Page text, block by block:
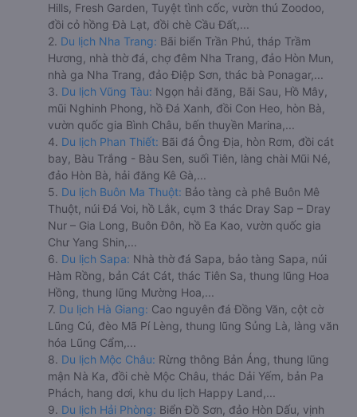
Hills, Fresh Garden, Tuyệt tình cốc, vườn thú Zoodoo,
đồi cỏ hồng Đà Lạt, đồi chè Cầu Đất,...
2. Du lịch Nha Trang: Bãi biển Trần Phú, tháp Trầm
Hương, nhà thờ đá, chợ đêm Nha Trang, đảo Hòn Mun,
nhà ga Nha Trang, đảo Điệp Sơn, thác bà Ponagar,...
3. Du lịch Vũng Tàu: Ngọn hải đăng, Bãi Sau, Hồ Mây,
mũi Nghinh Phong, hồ Đá Xanh, đồi Con Heo, hòn Bà,
vườn quốc gia Bình Châu, bến thuyền Marina,...
4. Du lịch Phan Thiết: Bãi đá Ông Địa, hòn Rơm, đồi cát
bay, Bàu Trắng - Bàu Sen, suối Tiên, làng chài Mũi Né,
đảo Hòn Bà, hải đăng Kê Gà,...
5. Du lịch Buôn Ma Thuột: Bảo tàng cà phê Buôn Mê
Thuột, núi Đá Voi, hồ Lắk, cụm 3 thác Dray Sap – Dray
Nur – Gia Long, Buôn Đôn, hồ Ea Kao, vườn quốc gia
Chư Yang Shin,...
6. Du lịch Sapa: Nhà thờ đá Sapa, bảo tàng Sapa, núi
Hàm Rồng, bản Cát Cát, thác Tiên Sa, thung lũng Hoa
Hồng, thung lũng Mường Hoa,...
7. Du lịch Hà Giang: Cao nguyên đá Đồng Văn, cột cờ
Lũng Cú, đèo Mã Pí Lèng, thung lũng Sủng Là, làng văn
hóa Lũng Cẩm,...
8. Du lịch Mộc Châu: Rừng thông Bản Áng, thung lũng
mận Nà Ka, đồi chè Mộc Châu, thác Dải Yếm, bản Pa
Phách, hang dơi, khu du lịch Happy Land,...
9. Du lịch Hải Phòng: Biển Đồ Sơn, đảo Hòn Dấu, vịnh